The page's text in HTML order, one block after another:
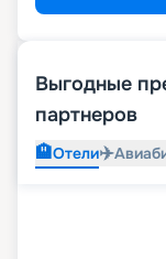
Выгодные
партнеров
🏨Отели✈️